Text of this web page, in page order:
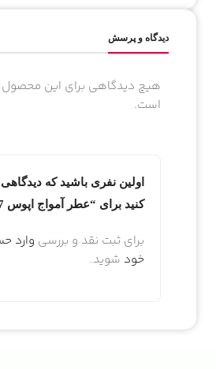
دیدگاه و پرسش
هیچ دیدگاهی برای این
است.
اولین نفری باشید که
کنید برای “عطر آمواج اپوس 7 رکلس لدر”
برای ثبت نقد و بررسی وارد
خود شوید.